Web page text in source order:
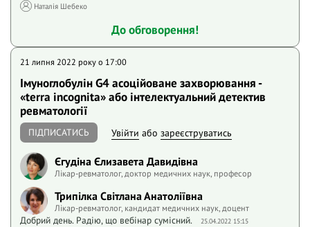
Наталія Шебеко
До обговорення!
21 липня 2022 року o 17:00
Імуноглобулін G4 асоційоване захворювання -
«terra incognita» або інтелектуальний детектив
ревматології
ПІДПИСАТИСЬ Увійти або зареєструватись
Єгудіна Єлизавета Давидівна
Лікар-ревматолог, доктор медичних наук, професор
Трипілка Світлана Анатоліївна
Лікар-ревматолог, кандидат медичних наук, доцент
Добрий день. Радію, що вебінар сумісний. 25.04.2022 15:15